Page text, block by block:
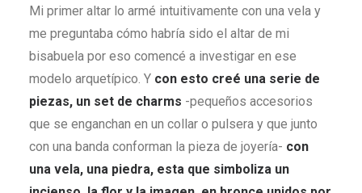
Mi primer altar lo armé intuitivamente con una vela y
me preguntaba cómo habría sido el altar de mi
bisabuela por eso comencé a investigar en ese
modelo arquetípico. Y con esto creé una serie de
piezas, un set de charms -pequeños accesorios
que se enganchan en un collar o pulsera y que junto
con una banda conforman la pieza de joyería- con
una vela, una piedra, esta que simboliza un